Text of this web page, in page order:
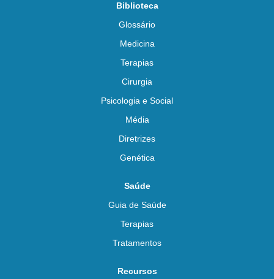
Biblioteca
Glossário
Medicina
Terapias
Cirurgia
Psicologia e Social
Média
Diretrizes
Genética
Saúde
Guia de Saúde
Terapias
Tratamentos
Recursos